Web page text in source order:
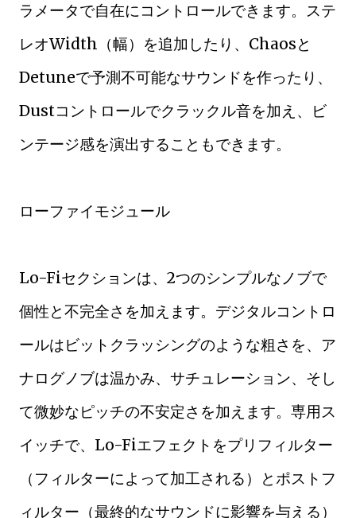
ラメータで自在にコントロールできます。ステ
レオWidth（幅）を追加したり、Chaosと
Detuneで予測不可能なサウンドを作ったり、
Dustコントロールでクラックル音を加え、ビ
ンテージ感を演出することもできます。
ローファイモジュール
Lo-Fiセクションは、2つのシンプルなノブで
個性と不完全さを加えます。デジタルコントロ
ールはビットクラッシングのような粗さを、ア
ナログノブは温かみ、サチュレーション、そし
て微妙なピッチの不安定さを加えます。専用ス
イッチで、Lo-Fiエフェクトをプリフィルター
（フィルターによって加工される）とポストフ
ィルター（最終的なサウンドに影響を与える）